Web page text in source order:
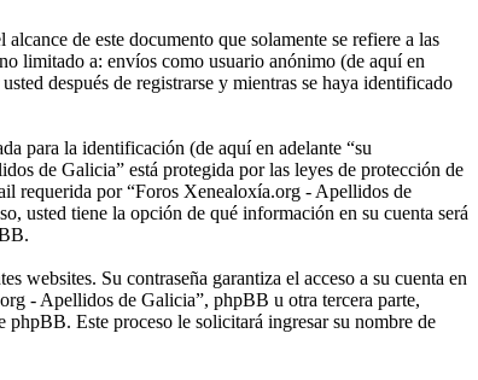
de este documento que solamente se refiere a las
limitado a: envíos como usuario anónimo (de aquí en
después de registrarse y mientras se haya identificado
para la identificación (de aquí en adelante “su
de Galicia” está protegida por las leyes de protección de
requerida por “Foros Xenealoxía.org - Apellidos de
usted tiene la opción de qué información en su cuenta será
websites. Su contraseña garantiza el acceso a su cuenta en
- Apellidos de Galicia”, phpBB u otra tercera parte,
Este proceso le solicitará ingresar su nombre de